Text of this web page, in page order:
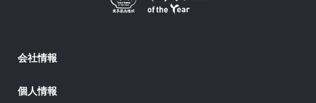
会社情報
個人情報